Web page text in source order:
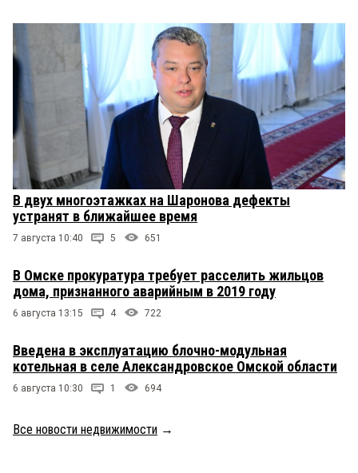
В двух многоэтажках на Шаронова дефекты
устранят в ближайшее время
7 августа 10:40 5 651
В Омске прокуратура требует расселить жильцов
дома, признанного аварийным в 2019 году
6 августа 13:15 4 722
Введена в эксплуатацию блочно-модульная
котельная в селе Александровское Омской области
6 августа 10:30 1 694
Все новости недвижимости →